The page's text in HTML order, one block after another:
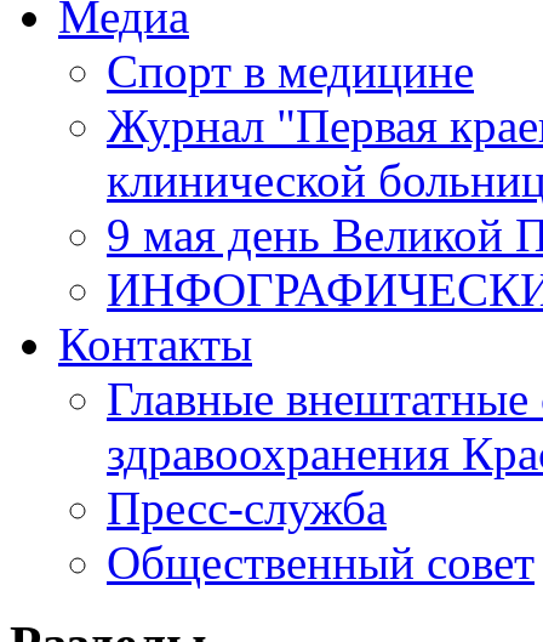
Медиа
Спорт в медицине
Журнал "Первая
клинической
9 мая день Великой
Контакты
Главные внештатные
здравоохранения
Пресс-служба
Общественный совет